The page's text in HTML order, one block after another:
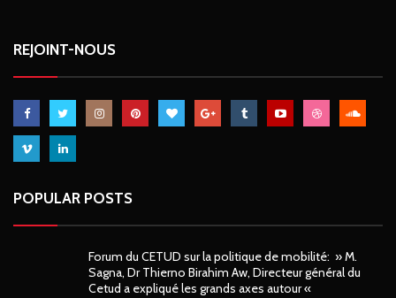
REJOINT-NOUS
POPULAR POSTS
Forum du CETUD sur la politique de mobilité: » M.
Sagna, Dr Thierno Birahim Aw, Directeur général du
Cetud a expliqué les grands axes autour «